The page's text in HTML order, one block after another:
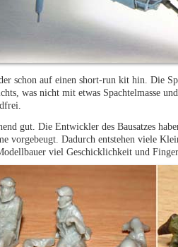
schon auf einen short-run kit hin. Die
was nicht mit etwas Spachtelmasse
gut. Die Entwickler des Bausatzes
vorgebeugt. Dadurch entstehen viele
viel Geschicklichkeit und